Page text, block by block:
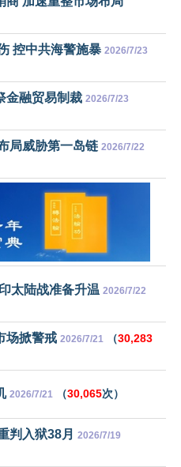
控中共海警施暴 2026/7/23
融贸易制裁 2026/7/23
局威胁第一岛链 2026/7/22
太陆战准备升温 2026/7/22
场掀警戒 2026/7/21 （30,283
2026/7/21 （30,065次）
判入狱38月 2026/7/19